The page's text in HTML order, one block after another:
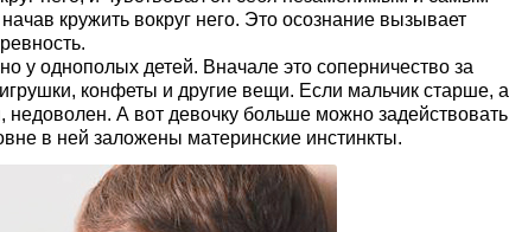
кружить вокруг него. Это осознание вызывает
у однополых детей. Вначале это соперничество за
конфеты и другие вещи. Если мальчик старше, а
недоволен. А вот девочку больше можно задействовать
в ней заложены материнские инстинкты.